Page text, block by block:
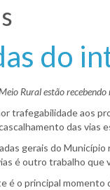
do
Rural estão
trafegabilidade aos
das vias
gerais do
é outro trabalho que
é o principal